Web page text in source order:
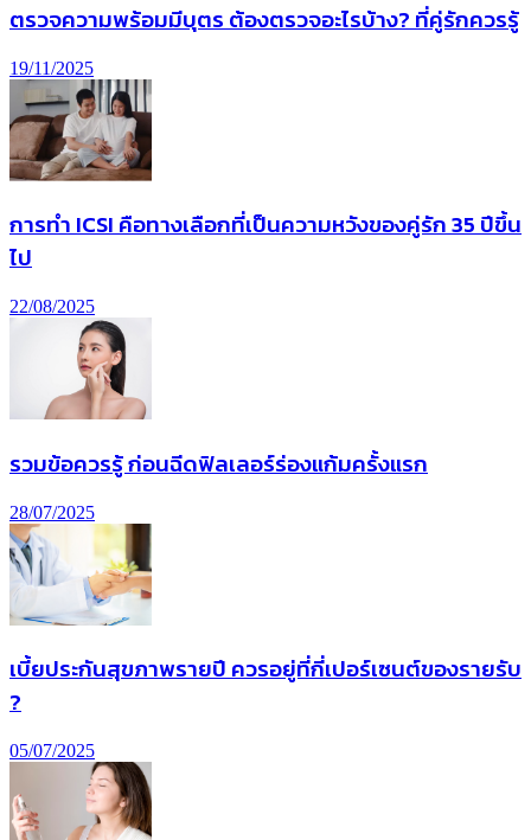
ตรวจความพร้อมมีบุตร ต้องตรวจอะไรบ้าง? ที่คู่รักควรรู้
19/11/2025
การทํา ICSI คือทางเลือกที่เป็นความหวังของคู่รัก 35 ปีขึ้น
ไป
22/08/2025
รวมข้อควรรู้ ก่อนฉีดฟิลเลอร์ร่องแก้มครั้งแรก
28/07/2025
เบี้ยประกันสุขภาพรายปี ควรอยู่ที่กี่เปอร์เซนต์ของรายรับ
?
05/07/2025